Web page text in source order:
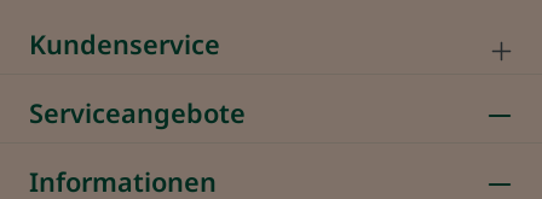
Kundenservice
Serviceangebote
Informationen